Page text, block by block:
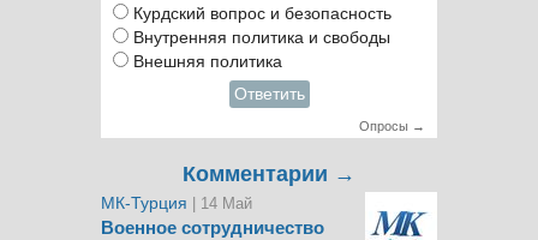
Курдский вопрос и безопасность
Внутренняя политика и свободы
Внешняя политика
Ответить
Опросы →
Комментарии →
МК-Турция | 14 Май
Военное сотрудничество